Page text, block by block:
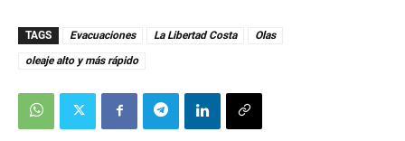
TAGS Evacuaciones La Libertad Costa
Olas
oleaje alto y más rápido